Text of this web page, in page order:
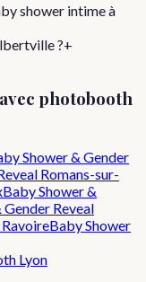
shower intime à
?+
avec photobooth
Shower & Gender
Romans-sur-
Baby Shower &
Reveal
RavoireBaby Shower
Lyon